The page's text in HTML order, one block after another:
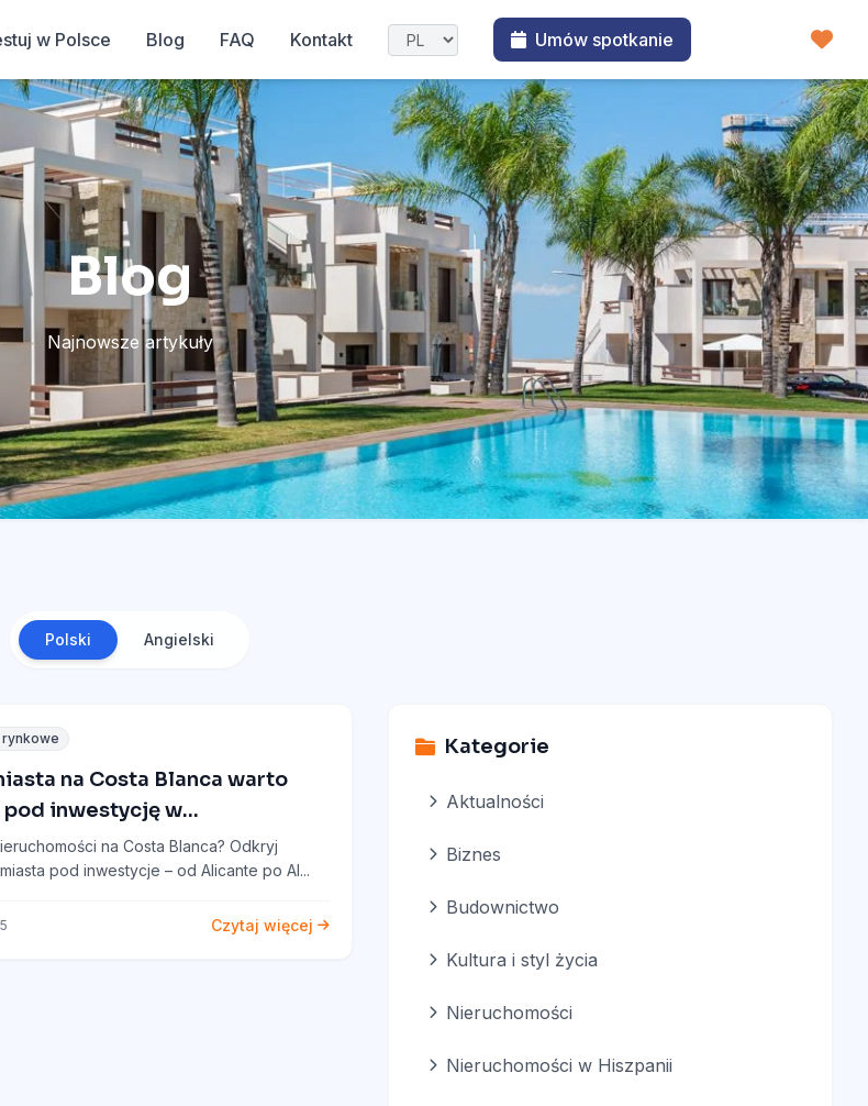
w Polsce Blog FAQ Kontakt Umów spotkanie
Blog
Najnowsze artykuły
Polski Angielski
na Costa Blanca warto
pod inwestycję w
na Costa Blanca? Odkryj
pod inwestycje – od Alicante po Al...
Czytaj więcej
Kategorie
Aktualności
Biznes
Budownictwo
Kultura i styl życia
Nieruchomości
Nieruchomości w Hiszpanii